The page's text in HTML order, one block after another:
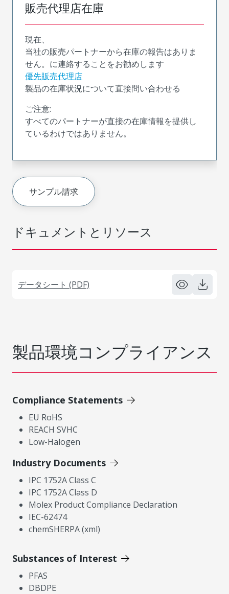
ドキュメントとリソース
データシート (PDF)
販売代理店在庫
現在、
当社の販売パートナーから在庫の報告はありま
せん。に連絡することをお勧めします
優先販売代理店
製品の在庫状況について直接問い合わせる
ご注意:
すべてのパートナーが直接の在庫情報を提供し
ているわけではありません。
サンプル請求
製品環境コンプライアンス
Compliance Statements
EU RoHS
REACH SVHC
Low-Halogen
Industry Documents
IPC 1752A Class C
IPC 1752A Class D
Molex Product Compliance Declaration
IEC-62474
chemSHERPA (xml)
Substances of Interest
PFAS
DBDPE